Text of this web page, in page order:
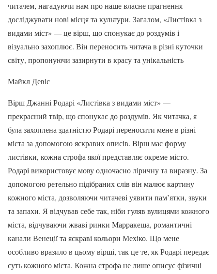
читачем, нагадуючи нам про наше власне прагнення
досліджувати нові місця та культури. Загалом, «Листівка з
видами міст» — це вірш, що спонукає до роздумів і
візуально захоплює. Він переносить читача в різні куточки
світу, пропонуючи зазирнути в красу та унікальність
Майкл Девіс
Вірш Джанні Родарі «Листівка з видами міст» —
прекрасний твір, що спонукає до роздумів. Як читачка, я
була захоплена здатністю Родарі переносити мене в різні
міста за допомогою яскравих описів. Вірш має форму
листівки, кожна строфа якої представляє окреме місто.
Родарі використовує мову одночасно ліричну та виразну. За
допомогою ретельно підібраних слів він малює картину
кожного міста, дозволяючи читачеві уявити пам’ятки, звуки
та запахи. Я відчував себе так, ніби гуляв вулицями кожного
міста, відчуваючи жваві ринки Марракеша, романтичні
канали Венеції та яскраві кольори Мехіко. Що мене
особливо вразило в цьому вірші, так це те, як Родарі передає
суть кожного міста. Кожна строфа не лише описує фізичні